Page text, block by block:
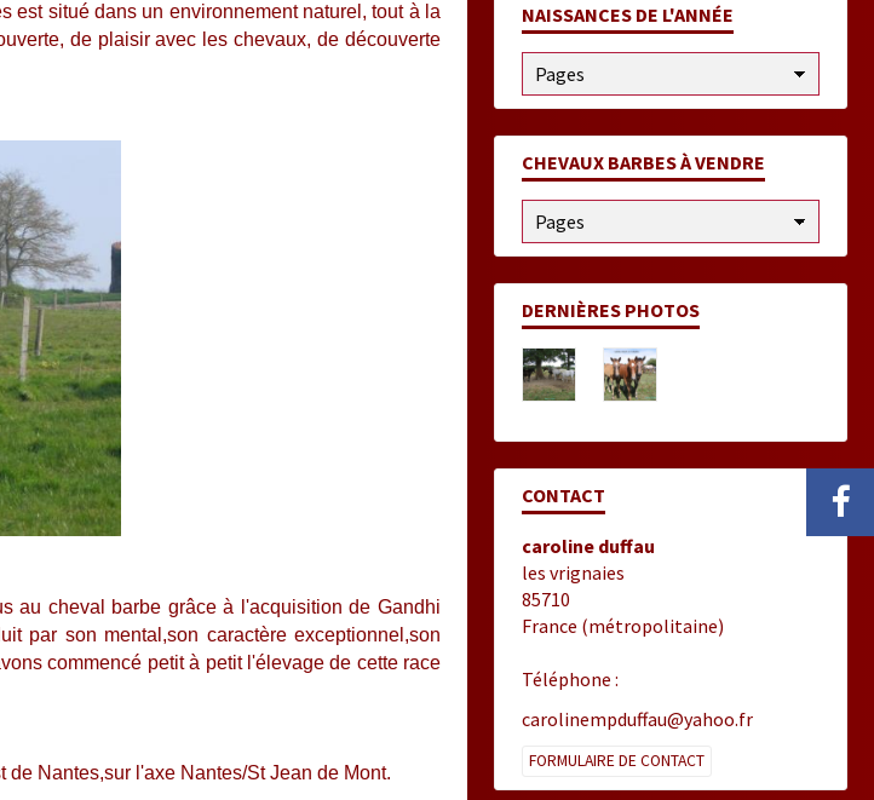
est situé dans un environnement naturel, tout à la
de plaisir avec les chevaux, de découverte
au cheval barbe grâce à l'acquisition de Gandhi
par son mental,son caractère exceptionnel,son
commencé petit à petit l'élevage de cette race
Nantes,sur l'axe Nantes/St Jean de Mont.
NAISSANCES DE L'ANNÉE
CHEVAUX BARBES À VENDRE
DERNIÈRES PHOTOS
CONTACT
caroline duffau
les vrignaies
85710
France (métropolitaine)
Téléphone :
carolinempduffau@yahoo.fr
FORMULAIRE DE CONTACT